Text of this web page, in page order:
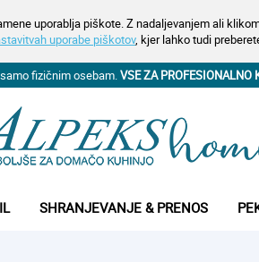
uporablja piškote. Z nadaljevanjem ali
uporabe piškotov, kjer lahko tudi
fizičnim osebam.VSE ZA PROFESIONALNO
SHRANJEVANJE & PRENOS